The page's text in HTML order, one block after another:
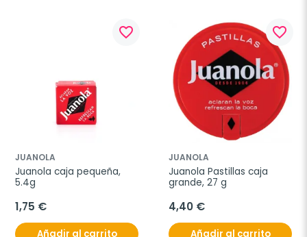
favorite_border
JUANOLA
Juanola caja pequeña,
5.4g
1,75 €
Añadir al carrito
favorite_border
JUANOLA
Juanola Pastillas caja
grande, 27 g
4,40 €
Añadir al carrito